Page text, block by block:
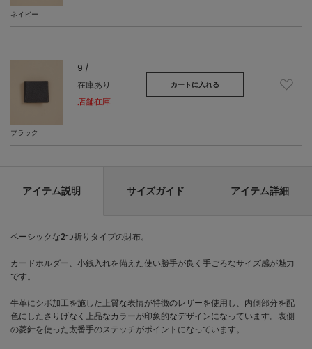
ネイビー
ブラック
9 /
在庫あり
店舗在庫
カートに入れる
アイテム説明 サイズガイド アイテム詳細
ベーシックな2つ折りタイプの財布。
カードホルダー、小銭入れを備えた使い勝手が良く手ごろなサイズ感が魅力
です。
牛革にシボ加工を施した上質な表情が特徴のレザーを使用し、内側部分を配
色にしたさりげなく上品なカラーが印象的なデザインになっています。表側
の菱針を使った太番手のステッチがポイントになっています。